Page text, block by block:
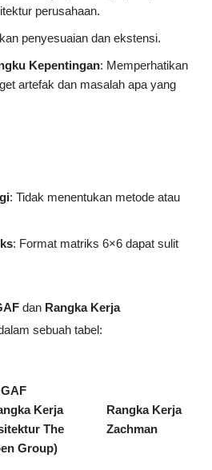
perusahaan.
penyesuaian dan ekstensi.
Kepentingan: Memperhatikan
artefak dan masalah apa yang
: Tidak menentukan metode atau
: Format matriks 6×6 dapat sulit
dan Rangka Kerja
sebuah tabel:
Kerja
The
Group)
Rangka Kerja
Zachman